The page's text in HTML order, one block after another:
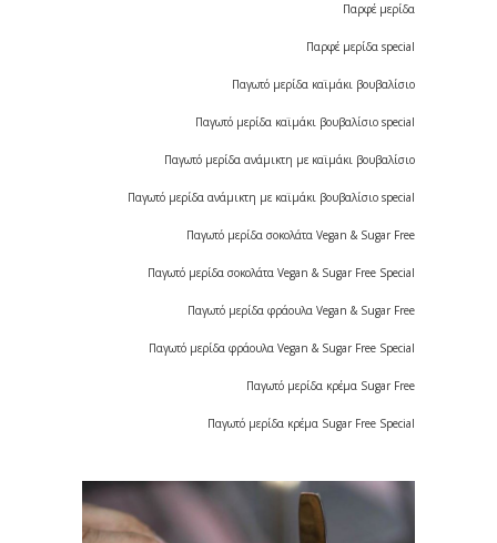
Παρφέ μερίδα
Παρφέ μερίδα special
Παγωτό μερίδα καϊμάκι βουβαλίσιο
Παγωτό μερίδα καϊμάκι βουβαλίσιο special
Παγωτό μερίδα ανάμικτη με καϊμάκι βουβαλίσιο
Παγωτό μερίδα ανάμικτη με καϊμάκι βουβαλίσιο special
Παγωτό μερίδα σοκολάτα Vegan & Sugar Free
Παγωτό μερίδα σοκολάτα Vegan & Sugar Free Special
Παγωτό μερίδα φράουλα Vegan & Sugar Free
Παγωτό μερίδα φράουλα Vegan & Sugar Free Special
Παγωτό μερίδα κρέμα Sugar Free
Παγωτό μερίδα κρέμα Sugar Free Special